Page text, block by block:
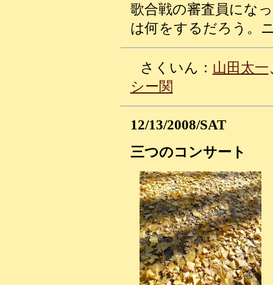
歌合戦の審査員にな
は何をするだろう。
さくいん： 山田太一
シー関
12/13/2008/SAT
三つのコンサート